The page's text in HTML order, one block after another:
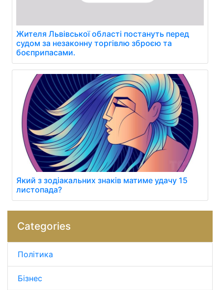
Жителя Львівської області постануть перед
судом за незаконну торгівлю зброєю та
боєприпасами.
Який з зодіакальних знаків матиме удачу 15
листопада?
Categories
Політика
Бізнес